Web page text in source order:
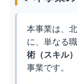
本事業は、
に、単なる
術（スキル）
事業です。